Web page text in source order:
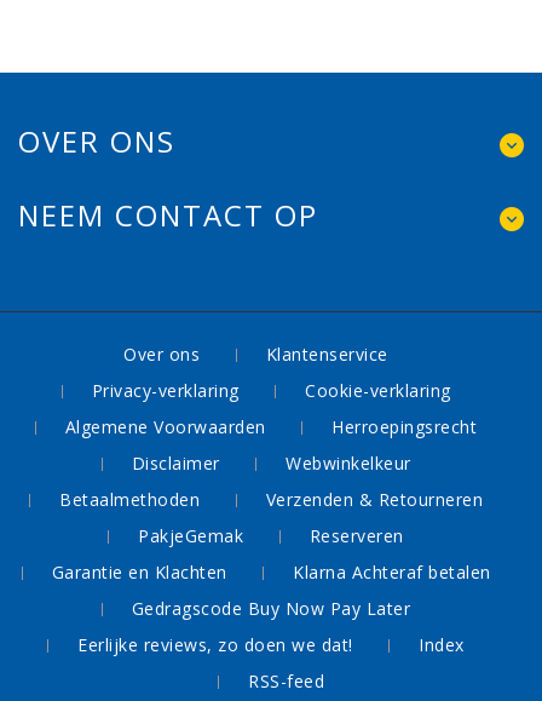
OVER ONS
NEEM CONTACT OP
Over ons
Klantenservice
Privacy-verklaring
Cookie-verklaring
Algemene Voorwaarden
Herroepingsrecht
Disclaimer
Webwinkelkeur
Betaalmethoden
Verzenden & Retourneren
PakjeGemak
Reserveren
Garantie en Klachten
Klarna Achteraf betalen
Gedragscode Buy Now Pay Later
Eerlijke reviews, zo doen we dat!
Index
RSS-feed